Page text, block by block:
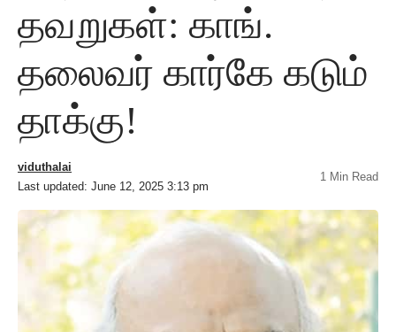
தவறுகள்: காங்.
தலைவர் கார்கே கடும்
தாக்கு!
Last updated: June 12, 2025 3:13 pm
viduthalai
1 Min Read